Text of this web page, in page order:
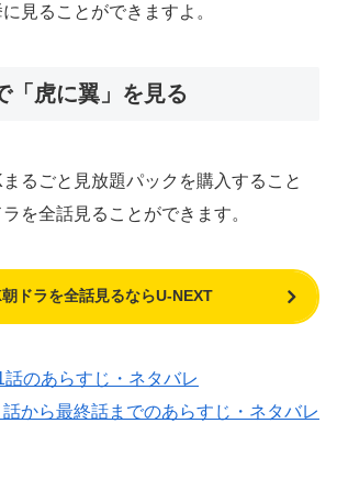
見ることができますよ。
「虎に翼」を見る
るごと見放題パックを購入すること
を全話見ることができます。
ドラを全話見るならU-NEXT
話のあらすじ・ネタバレ
話から最終話までのあらすじ・ネタバレ